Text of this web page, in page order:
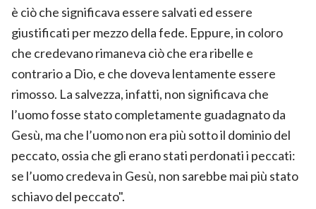
è ciò che significava essere salvati ed essere
giustificati per mezzo della fede. Eppure, in coloro
che credevano rimaneva ciò che era ribelle e
contrario a Dio, e che doveva lentamente essere
rimosso. La salvezza, infatti, non significava che
l’uomo fosse stato completamente guadagnato da
Gesù, ma che l’uomo non era più sotto il dominio del
peccato, ossia che gli erano stati perdonati i peccati:
se l’uomo credeva in Gesù, non sarebbe mai più stato
schiavo del peccato".